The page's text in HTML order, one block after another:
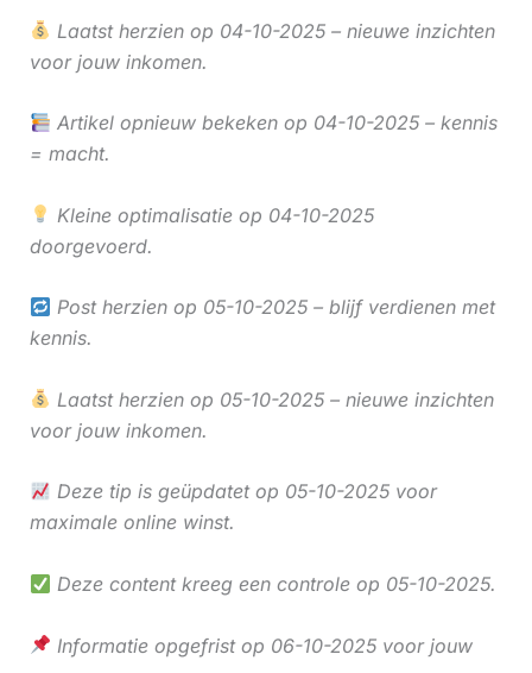
Laatst herzien op 04-10-2025 – nieuwe inzichten
voor jouw inkomen.
Artikel opnieuw bekeken op 04-10-2025 – kennis
= macht.
Kleine optimalisatie op 04-10-2025
doorgevoerd.
Post herzien op 05-10-2025 – blijf verdienen met
kennis.
Laatst herzien op 05-10-2025 – nieuwe inzichten
voor jouw inkomen.
Deze tip is geüpdatet op 05-10-2025 voor
maximale online winst.
Deze content kreeg een controle op 05-10-2025.
Informatie opgefrist op 06-10-2025 voor jouw